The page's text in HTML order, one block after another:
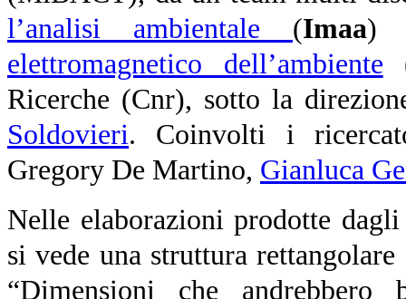
l’analisi ambientale (Imaa)
elettromagnetico dell’ambiente
Ricerche (Cnr), sotto la
Soldovieri. Coinvolti i
Gregory De Martino, Gianluca
Nelle elaborazioni prodotte
si vede una struttura
“Dimensioni che andrebbero